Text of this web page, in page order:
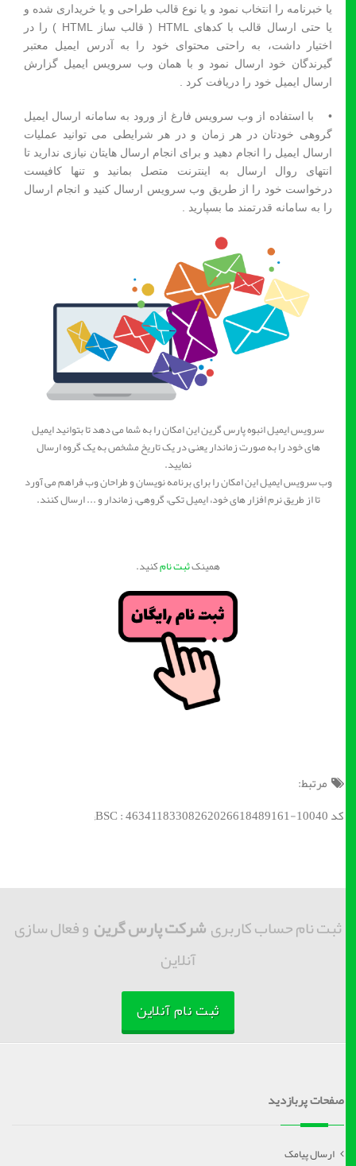
یا خبرنامه را انتخاب نمود و یا نوع قالب طراحی و یا خریداری شده و
یا حتی ارسال قالب با کدهای HTML ( قالب ساز HTML ) را در
اختیار داشت، به راحتی محتوای خود را به آدرس ایمیل معتبر
گیرندگان خود ارسال نمود و با همان وب سرویس ایمیل گزارش
ارسال ایمیل خود را دریافت کرد .
• با استفاده از وب سرویس فارغ از ورود به سامانه ارسال ایمیل
گروهی خودتان در هر زمان و در هر شرایطی می توانید عملیات
ارسال ایمیل را انجام دهید و برای انجام ارسال هایتان نیازی ندارید تا
انتهای روال ارسال به اینترنت متصل بمانید و تنها کافیست
درخواست خود را از طریق وب سرویس ارسال کنید و انجام ارسال
را به سامانه قدرتمند ما بسپارید .
سرویس ایمیل انبوه پارس گرین این امکان را به شما می دهد تا بتوانید ایمیل
های خود را به صورت زماندار یعنی در یک تاریخ مشخص به یک گروه ارسال
نمایید.
وب سرویس ایمیل این امکان را برای برنامه نویسان و طراحان وب فراهم می آورد
تا از طریق نرم افزار های خود، ایمیل تکی، گروهی، زماندار و ... ارسال کنند.
همینکثبت نامکنید.
مرتبط:
کد BSC : 46341183308262026618489161-10040;
ثبت نام حساب کاربریشرکت پارس گرینو فعال سازی
آنلاین
ثبت نام آنلاین
صفحات پربازدید
ارسال پیامک